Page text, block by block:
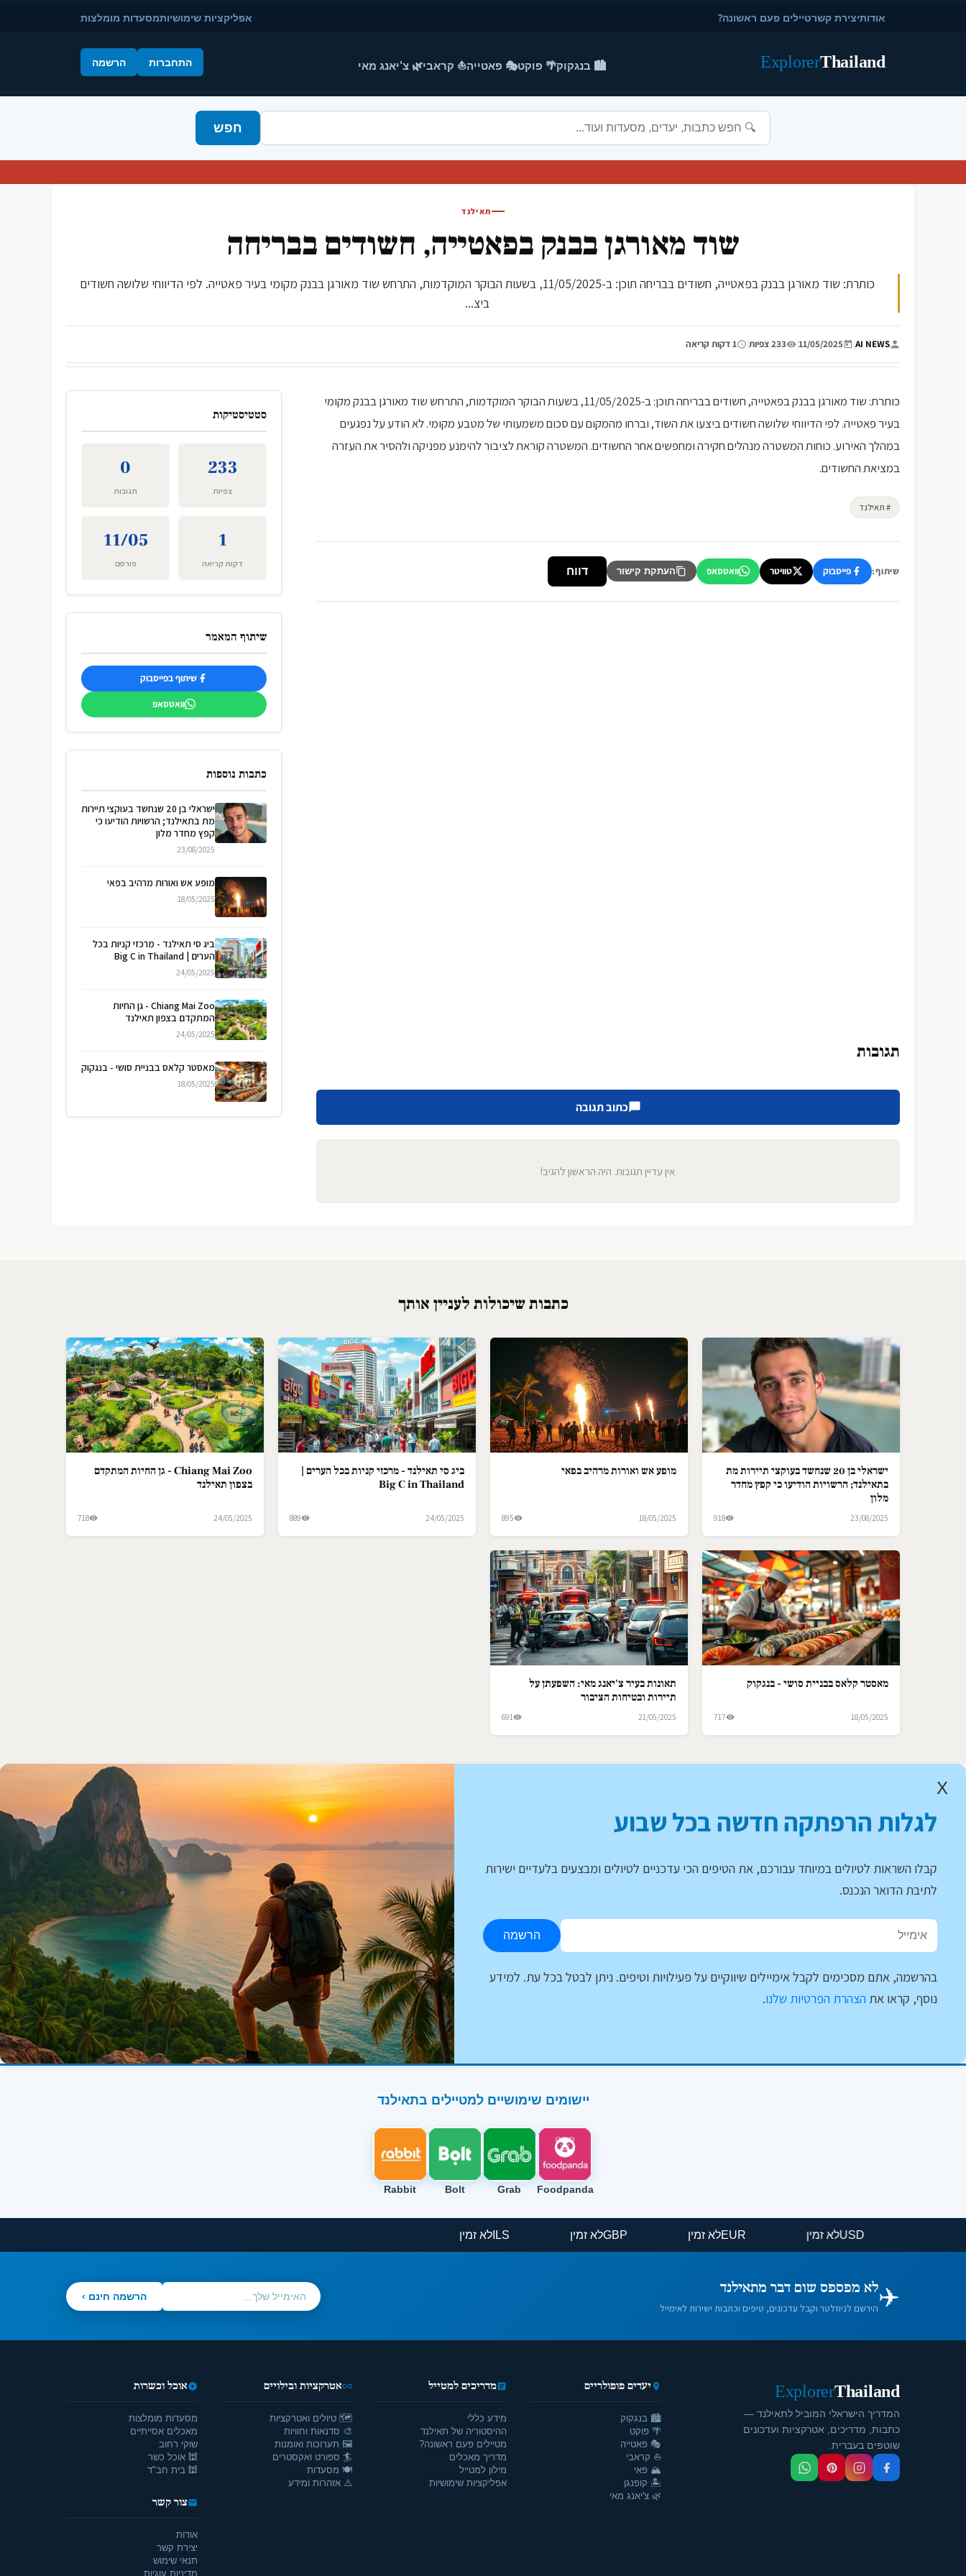
אודותיצירת קשרטיילים פעם ראשונה? אפליקציות שימושיותמסעדות מומלצות
Thailand
Explorer 🏙️ בנגקוק🌴 פוקט🎭 פאטייה⛵ קראבי🌿 צ'יאנג מאי התחברות הרשמה
חפש
תאילנד
שוד מאורגן בבנק בפאטייה, חשודים בבריחה
כותרת: שוד מאורגן בבנק בפאטייה, חשודים בבריחה תוכן: ב-11/05/2025, בשעות הבוקר המוקדמות, התרחש שוד מאורגן בבנק מקומי בעיר פאטייה. לפי הדיווחי שלושה חשודים
ביצ...
AI NEWS
|
11/05/2025
| 233 צפיות | 1 דקות קריאה
כותרת: שוד מאורגן בבנק בפאטייה, חשודים בבריחה תוכן: ב-11/05/2025, בשעות הבוקר המוקדמות, התרחש שוד מאורגן בבנק מקומי
בעיר פאטייה. לפי הדיווחי שלושה חשודים ביצעו את השוד, וברחו מהמקום עם סכום משמעותי של מטבע מקומי. לא הודע על נפגעים
במהלך האירוע. כוחות המשטרה מנהלים חקירה ומחפשים אחר החשודים. המשטרה קוראת לציבור להימנע מפניקה ולהסיר את העזרה
במציאת החשודים.
# תאילנד
שיתוף: פייסבוק טוויטר וואטסאפ העתקת קישור דווח
תגובות
כתוב תגובה
אין עדיין תגובות. היה הראשון להגיב!
סטטיסטיקות
233
צפיות
0
תגובות
1
דקות קריאה
11/05
פורסם
שיתוף המאמר
שיתוף בפייסבוק
וואטסאפ
כתבות נוספות
ישראלי בן 20 שנחשד בעוקצי תיירות
מת בתאילנד; הרשויות הודיעו כי
קפץ מחדר מלון
23/08/2025
מופע אש ואורות מרהיב בפאי
18/05/2025
ביג סי תאילנד - מרכזי קניות בכל
הערים | Big C in Thailand
24/05/2025
Chiang Mai Zoo - גן החיות
המתקדם בצפון תאילנד
24/05/2025
מאסטר קלאס בבניית סושי - בנגקוק
18/05/2025
כתבות שיכולות לעניין אותך
ישראלי בן 20 שנחשד בעוקצי תיירות מת
בתאילנד; הרשויות הודיעו כי קפץ מחדר
מלון
23/08/2025
918
מופע אש ואורות מרהיב בפאי
18/05/2025
895
ביג סי תאילנד - מרכזי קניות בכל הערים |
Big C in Thailand
24/05/2025
889
Chiang Mai Zoo - גן החיות המתקדם
בצפון תאילנד
24/05/2025
718
מאסטר קלאס בבניית סושי - בנגקוק
18/05/2025
717
תאונות בעיר צ'יאנג מאי: השפעתן על
תיירות ובטיחות הציבור
21/05/2025
691
X
לגלות הרפתקה חדשה בכל שבוע
קבלו השראות לטיולים במיוחד עבורכם, את הטיפים הכי עדכניים לטיולים ומבצעים בלעדיים ישירות
לתיבת הדואר הנכנס.
הרשמה
בהרשמה, אתם מסכימים לקבל אימיילים שיווקיים על פעילויות וטיפים. ניתן לבטל בכל עת. למידע
נוסף, קראו את הצהרת הפרטיות שלנו.
יישומים שימושיים למטיילים בתאילנד
Foodpanda
Grab
Bolt
Rabbit
USD
EUR
GBP
ILS
✈️לא מפספס שום דבר מתאילנד
הירשם לניוזלטר וקבל עדכונים, טיפים וכתבות ישירות לאימייל
הרשמה חינם ›
Thailand
Explorer
המדריך הישראלי המוביל לתאילנד —
כתבות, מדריכים, אטרקציות ועדכונים
שוטפים בעברית.
יעדים פופולריים
🏙️ בנגקוק
🌴 פוקט
🎭 פאטייה
⛵ קראבי
🏔️ פאי
🏝️ קופנגן
🌿 צ'יאנג מאי
מדריכים למטייל
מידע כללי
ההיסטוריה של תאילנד
מטיילים פעם ראשונה?
מדריך מאכלים
מילון למטייל
אפליקציות שימושיות
אטרקציות ובילויים
🗺️ טיולים ואטרקציות
🎨 סדנאות וחוויות
🖼️ תערוכות ואומנות
🏄 ספורט ואקסטרים
🍽️ מסעדות
⚠️ אזהרות ומידע
אוכל וכשרות
מסעדות מומלצות
מאכלים אסייתיים
שוקי רחוב
🕍 אוכל כשר
🕍 בית חב"ד
צור קשר
אודות
יצירת קשר
תנאי שימוש
מדיניות עוגיות